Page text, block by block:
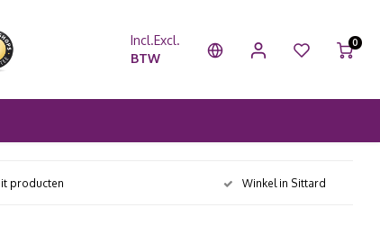
Incl.Excl.
BTW
0
producten Winkel in Sittard